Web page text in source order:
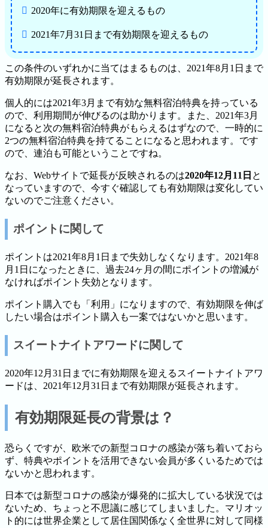
2020年に有効期限を迎えるもの
2021年7月31日まで有効期限を迎えるもの
この条件のいずれかに当てはまるものは、2021年8月1日まで
有効期限が延長されます。
個人的には2021年3月まで有効な無料宿泊特典を持っている
ので、利用期間が伸びるのは助かります。また、2021年3月
になると次の無料宿泊特典がもらえるはずなので、一時的に
2つの無料宿泊特典を持てることになると思われます。です
ので、連泊も可能ということですね。
なお、Webサイトで延長が反映されるのは2020年12月11日 と
なっていますので、今すぐ確認しても有効期限は変化してい
ないのでご注意ください。
ポイントに関して
ポイントは2021年8月1日まで失効しなくなります。2021年8
月1日になったときに、過去24ヶ月の間にポイントの増減が
なければポイント失効となります。
ポイント購入でも「利用」になりますので、有効期限を伸ば
したい場合はポイント購入も一案ではないかと思います。
スイートナイトアワードに関して
2020年12月31日までに有効期限を迎えるスイートナイトアワ
ードは、2021年12月31日まで有効期限が延長されます。
有効期限延長の背景は？
恐らくですが、欧米での新型コロナの感染が落ち着いておら
ず、特典やポイントを活用できない会員が多くいるためでは
ないかと思われます。
日本では新型コロナの感染が爆発的に拡大している状況では
ないため、ちょっと不思議に感じてしまいました。マリオッ
ト的には世界企業として居住国関係なく全世界に対して同様